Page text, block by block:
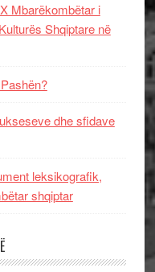
Mbarëkombëtar i
Shqiptare në
dhe sfidave
leksikografik,
shqiptar